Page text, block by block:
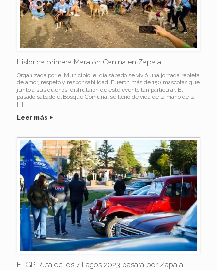
Histórica primera Maratón Canina en Zapala
Organizada por el Municipio, el día sábado se vivió una jornada repleta
de amor, respeto y responsabilidad. Fueron más de 150 mascotas que
junto a sus dueños, disfrutaron de este evento tan particular. El
pasado sábado el Bosque Comunal se llenó de vida de la mano de la
[…]
Leer más
El GP Ruta de los 7 Lagos 2023 pasará por Zapala